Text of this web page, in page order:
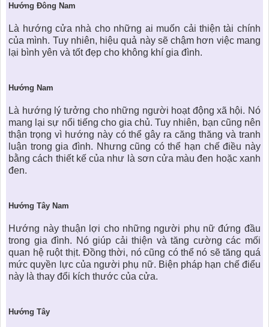
Hướng Đông Nam
Là hướng cửa nhà cho những ai muốn cải thiện tài chính
của mình. Tuy nhiên, hiệu quả này sẽ chậm hơn việc mang
lại bình yên và tốt đẹp cho không khí gia đình.
Hướng Nam
Là hướng lý tưởng cho những người hoạt động xã hội. Nó
mang lại sự nổi tiếng cho gia chủ. Tuy nhiên, bạn cũng nên
thận trọng vì hướng này có thể gây ra căng thăng và tranh
luận trong gia đình. Nhưng cũng có thể hạn chế điều này
bằng cách thiết kế của như là sơn cửa màu đen hoặc xanh
đen.
Hướng Tây Nam
Hướng này thuận lợi cho những người phụ nữ đứng đầu
trong gia đình. Nó giúp cải thiện và tăng cường các mối
quan hệ ruột thịt. Đồng thời, nó cũng có thể nó sẽ tăng quá
mức quyền lực của người phụ nữ. Biện pháp hạn chế điểu
này là thay đổi kích thước của cửa.
Hướng Tây